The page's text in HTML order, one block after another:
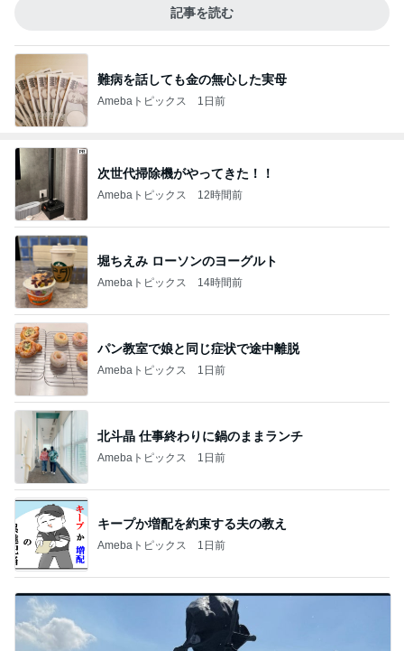
記事を読む
難病を話しても金の無心した実母
Amebaトピックス 1日前
次世代掃除機がやってきた！！
Amebaトピックス 12時間前
堀ちえみ ローソンのヨーグルト
Amebaトピックス 14時間前
パン教室で娘と同じ症状で途中離脱
Amebaトピックス 1日前
北斗晶 仕事終わりに鍋のままランチ
Amebaトピックス 1日前
キープか増配を約束する夫の教え
Amebaトピックス 1日前